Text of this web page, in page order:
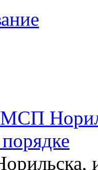
МСП